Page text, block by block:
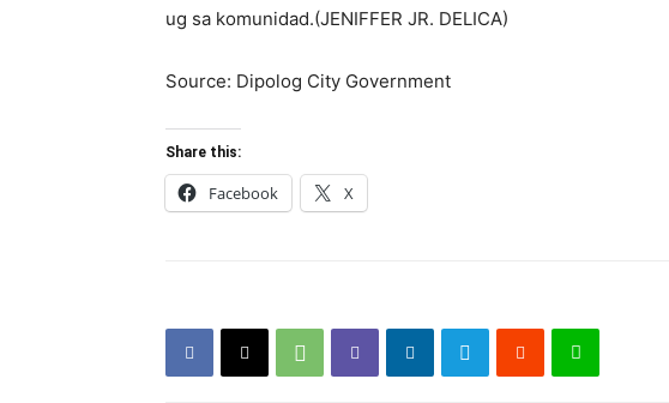
ug sa komunidad.(JENIFFER JR. DELICA)
Source: Dipolog City Government
Share this:
Facebook X